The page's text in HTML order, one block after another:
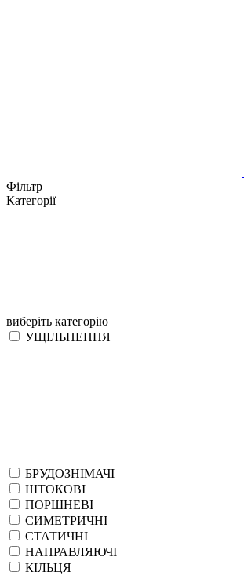
Фільтр
Категорії
виберіть категорію
УЩІЛЬНЕННЯ
БРУДОЗНІМАЧІ
ШТОКОВІ
ПОРШНЕВІ
СИМЕТРИЧНІ
СТАТИЧНІ
НАПРАВЛЯЮЧІ
КІЛЬЦЯ